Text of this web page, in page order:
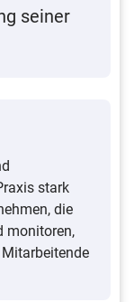
seiner
stark
die
monitoren,